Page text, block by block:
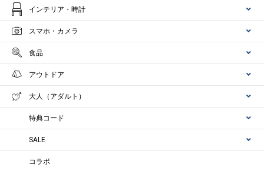
インテリア・時計
スマホ・カメラ
食品
アウトドア
大人（アダルト）
特典コード
SALE
コラボ